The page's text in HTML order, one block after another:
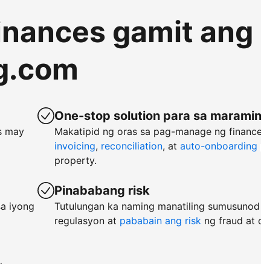
gamit ang
may
iyong
One-stop solution para sa
Makatipid ng oras sa pag-manage ng
invoicing, reconciliation, at auto-onboarding
property.
Pinababang risk
Tutulungan ka naming manatiling
regulasyon at pababain ang risk ng fraud at